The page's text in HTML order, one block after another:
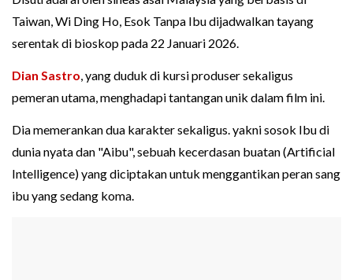
Taiwan, Wi Ding Ho, Esok Tanpa Ibu dijadwalkan tayang
serentak di bioskop pada 22 Januari 2026.
Dian Sastro, yang duduk di kursi produser sekaligus
pemeran utama, menghadapi tantangan unik dalam film ini.
Dia memerankan dua karakter sekaligus. yakni sosok Ibu di
dunia nyata dan "Aibu", sebuah kecerdasan buatan (Artificial
Intelligence) yang diciptakan untuk menggantikan peran sang
ibu yang sedang koma.